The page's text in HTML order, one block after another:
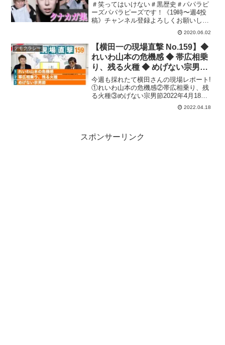
＃笑ってはいけない＃黒歴史＃パパラピ
ーズパパラピーズです！《19時〜週4投
稿》チャンネル登録よろしくお願いしま
す( ＾∀＾)サブチャンネル↓↓【パパラピー
ズの秘密基地】~じんじん~【Twitter】
【Instagram】~タナカガ~【Twi...
2020.06.02
デモクラシー
【横田一の現場直撃 No.159】◆
れいわ山本の危機感 ◆ 帯広相乗
り、残る火種 ◆ めげない宗男
節 20220418
今週も採れたて横田さんの現場レポート!
①れいわ山本の危機感②帯広相乗り、残
る火種③めげない宗男節2022年4月18
日 生配信..............................◆デモク
ラシータイムスへの寄付のお願い◆・三
2022.04.18
スポンサーリンク